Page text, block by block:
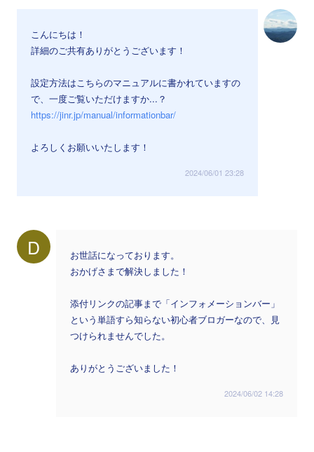
こんにちは！
詳細のご共有ありがとうございます！
設定方法はこちらのマニュアルに書かれていますの
で、一度ご覧いただけますか...？
https://jinr.jp/manual/informationbar/
よろしくお願いいたします！
2024/06/01 23:28
D
お世話になっております。
おかげさまで解決しました！
添付リンクの記事まで「インフォメーションバー」
という単語すら知らない初心者ブロガーなので、見
つけられませんでした。
ありがとうございました！
2024/06/02 14:28